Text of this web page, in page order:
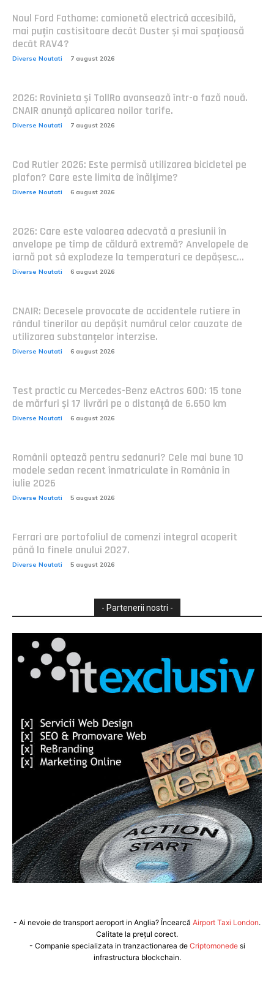
Noul Ford Fathome: camionetă electrică accesibilă,
mai puțin costisitoare decât Duster și mai spațioasă
decât RAV4?
Diverse Noutati 7 august 2026
2026: Rovinieta și TollRo avansează într-o fază nouă.
CNAIR anunță aplicarea noilor tarife.
Diverse Noutati 7 august 2026
Cod Rutier 2026: Este permisă utilizarea bicicletei pe
plafon? Care este limita de înălțime?
Diverse Noutati 6 august 2026
2026: Care este valoarea adecvată a presiunii în
anvelope pe timp de căldură extremă? Anvelopele de
iarnă pot să explodeze la temperaturi ce depășesc...
Diverse Noutati 6 august 2026
CNAIR: Decesele provocate de accidentele rutiere în
rândul tinerilor au depășit numărul celor cauzate de
utilizarea substanțelor interzise.
Diverse Noutati 6 august 2026
Test practic cu Mercedes-Benz eActros 600: 15 tone
de mărfuri și 17 livrări pe o distanță de 6.650 km
Diverse Noutati 6 august 2026
Românii optează pentru sedanuri? Cele mai bune 10
modele sedan recent înmatriculate în România în
iulie 2026
Diverse Noutati 5 august 2026
Ferrari are portofoliul de comenzi integral acoperit
până la finele anului 2027.
Diverse Noutati 5 august 2026
- Partenerii nostri -
- Ai nevoie de transport aeroport in Anglia? Încearcă Airport Taxi London.
Calitate la prețul corect.
- Companie specializata in tranzactionarea de Criptomonedesi
infrastructura blockchain.